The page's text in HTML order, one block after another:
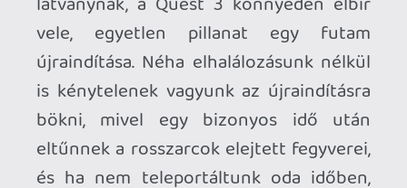
különdíjként is felfogható. Nekem
szerencsére nem kell semmi mással
összemérnem, de bátran fel merem tenni
a natívan VR-ra készített, mindenki
számára pillanatok alatt megtanulható és
sokak számára remek kikapcsolódást
nyújtó indie gyöngyszemek virtuális
polcára.